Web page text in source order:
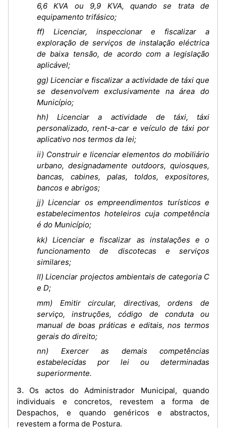
6,6 KVA ou 9,9 KVA, quando se trata de
equipamento trifásico;
ff) Licenciar, inspeccionar e fiscalizar a
exploração de serviços de instalação eléctrica
de baixa tensão, de acordo com a legislação
aplicável;
gg) Licenciar e fiscalizar a actividade de táxi que
se desenvolvem exclusivamente na área do
Município;
hh) Licenciar a actividade de táxi, táxi
personalizado, rent-a-car e veículo de táxi por
aplicativo nos termos da lei;
ii) Construir e licenciar elementos do mobiliário
urbano, designadamente outdoors, quiosques,
bancas, cabines, palas, toldos, expositores,
bancos e abrigos;
jj) Licenciar os empreendimentos turísticos e
estabelecimentos hoteleiros cuja competência
é do Município;
kk) Licenciar e fiscalizar as instalações e o
funcionamento de discotecas e serviços
similares;
ll) Licenciar projectos ambientais de categoria C
e D;
mm) Emitir circular, directivas, ordens de
serviço, instruções, código de conduta ou
manual de boas práticas e editais, nos termos
gerais do direito;
nn) Exercer as demais competências
estabelecidas por lei ou determinadas
superiormente.
3. Os actos do Administrador Municipal, quando
individuais e concretos, revestem a forma de
Despachos, e quando genéricos e abstractos,
revestem a forma de Postura.